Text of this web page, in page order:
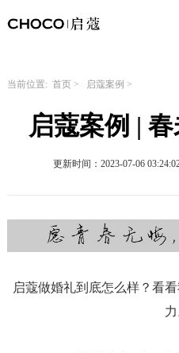
当前位置: 首页> 启蔻案例 >
启蔻案例 |
更新时间：2023-07-06
启蔻做婚礼到底怎么样？看
力